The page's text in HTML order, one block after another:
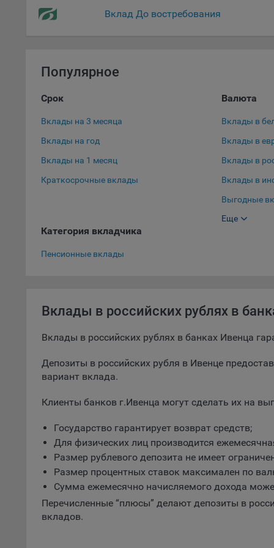
9.4.
При
Вклад До востребования
Популярное
Срок
Вклады на 3 месяца
Вклады на год
Вклады на 1 месяц
Краткосрочные вклады
Валюта
Вклады в
Вклады в
Вклады в
Вклады в
Выгодные
Выгодные
Еще
Категория вкладчика
Пенсионные вклады
Вклады в российских рублях в
Вклады в российских рублях в банках Ивенца
Депозиты в российских рубля в Ивенце
вариант вклада.
Клиенты банков г.Ивенца могут сделать их на
Государство гарантирует возврат средств;
Для физических лиц производится
Размер рублевого депозита не имеет
Размер процентных ставок максимален по
Сумма ежемесячно начисляемого дохода
Перечисленные “плюсы” делают депозиты в
вкладов.